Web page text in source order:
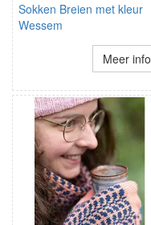
Sokken Breien met kleur
Wessem
Meer info